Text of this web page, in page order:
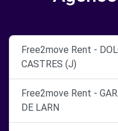
Free2move Rent -
CASTRES (J)
Free2move Rent -
DE LARN